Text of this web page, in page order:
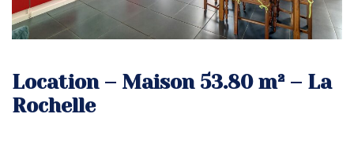
Location – Maison 53.80 m² – La
Rochelle